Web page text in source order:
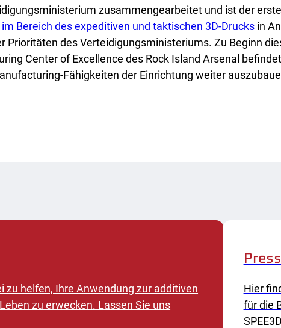
zusammengearbeitet und ist der
Bereich des expeditiven und taktischen 3D-Drucks in
Prioritäten des Verteidigungsministeriums. Zu Beginn
Center of Excellence des Rock Island Arsenal
Fähigkeiten der Einrichtung weiter
zu helfen, Ihre Anwendung zur additiven
zu erwecken. Lassen Sie uns
Hier
für die